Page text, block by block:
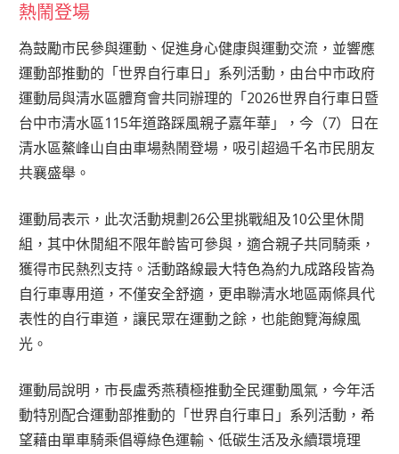
熱鬧登場
為鼓勵市民參與運動、促進身心健康與運動交流，並響應
運動部推動的「世界自行車日」系列活動，由台中市政府
運動局與清水區體育會共同辦理的「2026世界自行車日暨
台中市清水區115年道路踩風親子嘉年華」，今（7）日在
清水區鰲峰山自由車場熱鬧登場，吸引超過千名市民朋友
共襄盛舉。
運動局表示，此次活動規劃26公里挑戰組及10公里休閒
組，其中休閒組不限年齡皆可參與，適合親子共同騎乘，
獲得市民熱烈支持。活動路線最大特色為約九成路段皆為
自行車專用道，不僅安全舒適，更串聯清水地區兩條具代
表性的自行車道，讓民眾在運動之餘，也能飽覽海線風
光。
運動局說明，市長盧秀燕積極推動全民運動風氣，今年活
動特別配合運動部推動的「世界自行車日」系列活動，希
望藉由單車騎乘倡導綠色運輸、低碳生活及永續環境理